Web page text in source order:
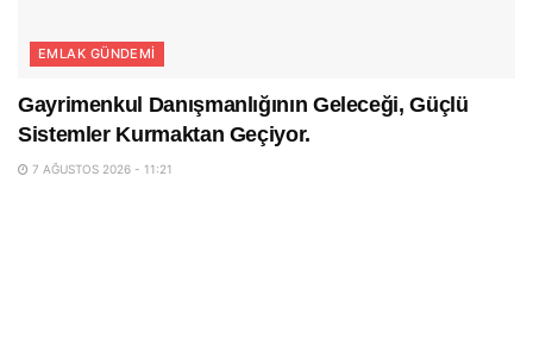
EMLAK GÜNDEMI
Gayrimenkul Danışmanlığının Geleceği, Güçlü
Sistemler Kurmaktan Geçiyor.
7 AĞUSTOS 2026 - 11:21